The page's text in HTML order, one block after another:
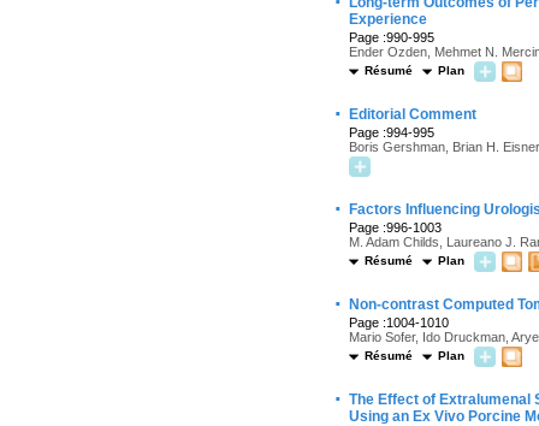
Experience
Page :990-995
Ender Ozden, Mehmet N.
Résumé Plan
· Editorial Comment
Page :994-995
Boris Gershman, Brian H. Eisner
· Factors Influencing
Page :996-1003
M. Adam Childs, Laureano J.
Résumé Plan
· Non-contrast Computed
Page :1004-1010
Mario Sofer, Ido Druckman,
Résumé Plan
· The Effect of Extralumenal
Using an Ex Vivo Porcine